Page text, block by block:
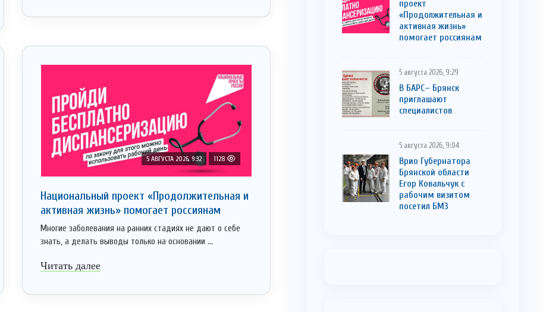
5 АВГУСТА 2026, 9:32 1128
Национальный проект «Продолжительная и
активная жизнь» помогает россиянам
Многие заболевания на ранних стадиях не дают о себе
знать, а делать выводы только на основании ...
Читать далее
проект
«Продолжительная и
активная жизнь»
помогает россиянам
5 августа 2026, 9:29
В БАРС– Брянcк
приглaшают
cпециaлистoв
5 августа 2026, 9:04
Врио Губернатора
Брянской области
Егор Ковальчук с
рабочим визитом
посетил БМЗ